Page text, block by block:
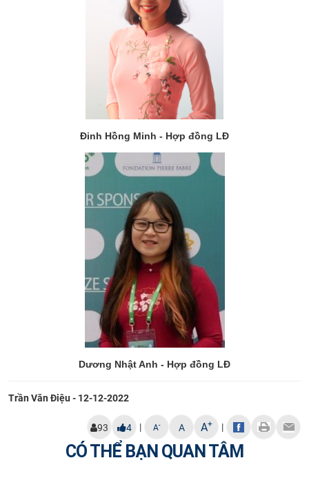
Đinh Hồng Minh - Hợp đồng LĐ
Dương Nhật Anh - Hợp đồng LĐ
Trần Văn Điệu - 12-12-2022
93 4 | A- A A+ |
CÓ THỂ BẠN QUAN TÂM